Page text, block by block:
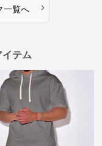
一覧へ ›
テム